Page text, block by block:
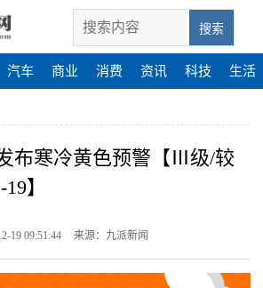
搜索
汽车 商业 消费 资讯 科技 生活
布寒冷黄色预警【Ⅲ级/较
】
19 09:51:44 来源：九派新闻